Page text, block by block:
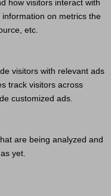
how visitors interact with
on metrics the
etc.
visitors with relevant ads
track visitors across
customized ads.
are being analyzed and
yet.